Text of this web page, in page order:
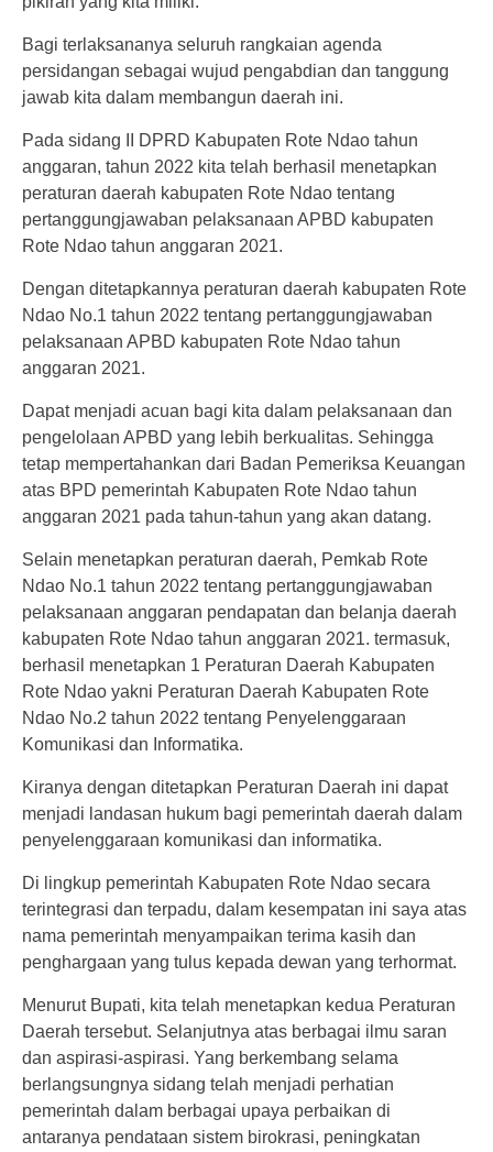
Bagi terlaksananya seluruh rangkaian agenda
persidangan sebagai wujud pengabdian dan tanggung
jawab kita dalam membangun daerah ini.
Pada sidang II DPRD Kabupaten Rote Ndao tahun
anggaran, tahun 2022 kita telah berhasil menetapkan
peraturan daerah kabupaten Rote Ndao tentang
pertanggungjawaban pelaksanaan APBD kabupaten
Rote Ndao tahun anggaran 2021.
Dengan ditetapkannya peraturan daerah kabupaten Rote
Ndao No.1 tahun 2022 tentang pertanggungjawaban
pelaksanaan APBD kabupaten Rote Ndao tahun
anggaran 2021.
Dapat menjadi acuan bagi kita dalam pelaksanaan dan
pengelolaan APBD yang lebih berkualitas. Sehingga
tetap mempertahankan dari Badan Pemeriksa Keuangan
atas BPD pemerintah Kabupaten Rote Ndao tahun
anggaran 2021 pada tahun-tahun yang akan datang.
Selain menetapkan peraturan daerah, Pemkab Rote
Ndao No.1 tahun 2022 tentang pertanggungjawaban
pelaksanaan anggaran pendapatan dan belanja daerah
kabupaten Rote Ndao tahun anggaran 2021. termasuk,
berhasil menetapkan 1 Peraturan Daerah Kabupaten
Rote Ndao yakni Peraturan Daerah Kabupaten Rote
Ndao No.2 tahun 2022 tentang Penyelenggaraan
Komunikasi dan Informatika.
Kiranya dengan ditetapkan Peraturan Daerah ini dapat
menjadi landasan hukum bagi pemerintah daerah dalam
penyelenggaraan komunikasi dan informatika.
Di lingkup pemerintah Kabupaten Rote Ndao secara
terintegrasi dan terpadu, dalam kesempatan ini saya atas
nama pemerintah menyampaikan terima kasih dan
penghargaan yang tulus kepada dewan yang terhormat.
Menurut Bupati, kita telah menetapkan kedua Peraturan
Daerah tersebut. Selanjutnya atas berbagai ilmu saran
dan aspirasi-aspirasi. Yang berkembang selama
berlangsungnya sidang telah menjadi perhatian
pemerintah dalam berbagai upaya perbaikan di
antaranya pendataan sistem birokrasi, peningkatan